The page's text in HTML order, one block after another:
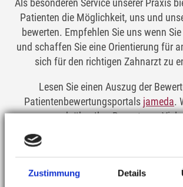
Zustimmung Details
Als besonderen Service unserer Praxis
Patienten die Möglichkeit, uns und
bewerten. Empfehlen Sie uns wenn
und schaffen Sie eine Orientierung für
sich für den richtigen Zahnarzt zu
Lesen Sie einen Auszug der
Patientenbewertungsportals jameda.
auch über Ihre Bewertung.